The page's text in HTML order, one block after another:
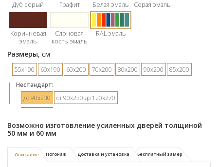
Дуб серый Графит Белая эмаль Серая эмаль
Коричневая
эмаль
Слоновая
кость эмаль
RAL эмаль
Размеры, см
55х190 60х190 60х200 70х200 80х200 90х200
85х200
Hестандарт:
до 90х230
от 90х230 до 120х270
Возможно изготовление усиленных дверей толщиной
50 мм и 60 мм
Описание Погонаж Доставка и установка Бесплатный замер